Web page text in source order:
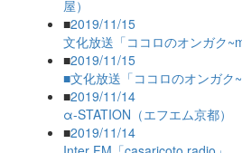
屋）
■2019/11/15
文化放送「ココロのオンガク
■2019/11/15
■文化放送「ココロのオンガク
■2019/11/14
α-STATION（エフエム京都）
■2019/11/14